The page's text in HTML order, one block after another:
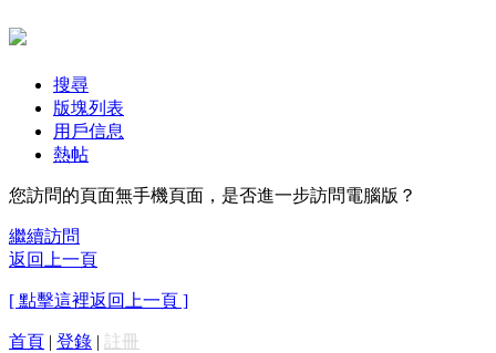
搜尋
版塊列表
用戶信息
熱帖
您訪問的頁面無手機頁面，是否進一步訪問電腦版？
繼續訪問
返回上一頁
[ 點擊這裡返回上一頁 ]
首頁 | 登錄 | 註冊